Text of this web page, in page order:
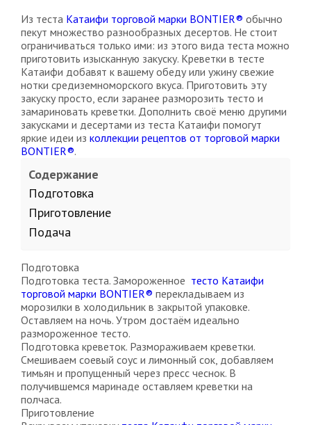
Из теста Катаифи торговой марки BONTIER® обычно
пекут множество разнообразных десертов. Не стоит
ограничиваться только ими: из этого вида теста можно
приготовить изысканную закуску. Креветки в тесте
Катаифи добавят к вашему обеду или ужину свежие
нотки средиземноморского вкуса. Приготовить эту
закуску просто, если заранее разморозить тесто и
замариновать креветки. Дополнить своё меню другими
закусками и десертами из теста Катаифи помогут
яркие идеи из коллекции рецептов от торговой марки
BONTIER®.
Содержание
Подготовка
Приготовление
Подача
Подготовка
Подготовка теста. Замороженное тесто Катаифи
торговой марки BONTIER® перекладываем из
морозилки в холодильник в закрытой упаковке.
Оставляем на ночь. Утром достаём идеально
размороженное тесто.
Подготовка креветок. Размораживаем креветки.
Смешиваем соевый соус и лимонный сок, добавляем
тимьян и пропущенный через пресс чеснок. В
получившемся маринаде оставляем креветки на
полчаса.
Приготовление